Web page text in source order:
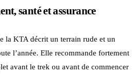
santé et assurance
la KTA décrit un terrain rude et un
l’année. Elle recommande fortement
avant le trek ou avant de commencer